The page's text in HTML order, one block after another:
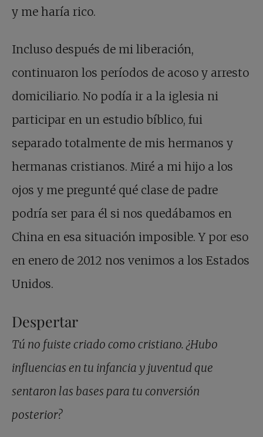
y me haría rico.
Incluso después de mi liberación,
continuaron los períodos de acoso y arresto
domiciliario. No podía ir a la iglesia ni
participar en un estudio bíblico, fui
separado totalmente de mis hermanos y
hermanas cristianos. Miré a mi hijo a los
ojos y me pregunté qué clase de padre
podría ser para él si nos quedábamos en
China en esa situación imposible. Y por eso
en enero de 2012 nos venimos a los Estados
Unidos.
Despertar
Tú no fuiste criado como cristiano. ¿Hubo
influencias en tu infancia y juventud que
sentaron las bases para tu conversión
posterior?